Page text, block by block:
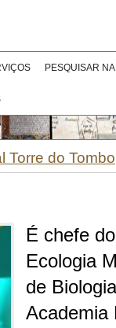
PESQUISAR
Torre do Tombo
É chefe
Ecologia
de
Academia